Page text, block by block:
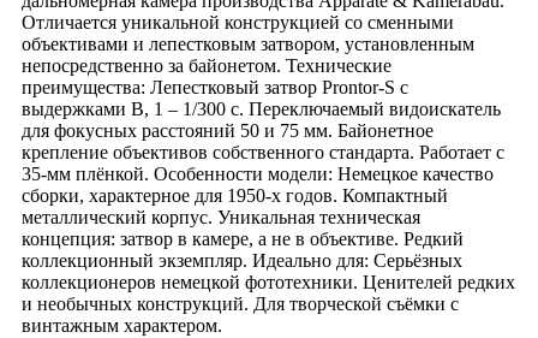
Отличается уникальной конструкцией со сменными
объективами и лепестковым затвором, установленным
непосредственно за байонетом. Технические
преимущества: Лепестковый затвор Prontor-S с
выдержками B, 1 – 1/300 с. Переключаемый видоискатель
для фокусных расстояний 50 и 75 мм. Байонетное
крепление объективов собственного стандарта. Работает с
35-мм плёнкой. Особенности модели: Немецкое качество
сборки, характерное для 1950-х годов. Компактный
металлический корпус. Уникальная техническая
концепция: затвор в камере, а не в объективе. Редкий
коллекционный экземпляр. Идеально для: Серьёзных
коллекционеров немецкой фототехники. Ценителей редких
и необычных конструкций. Для творческой съёмки с
винтажным характером.